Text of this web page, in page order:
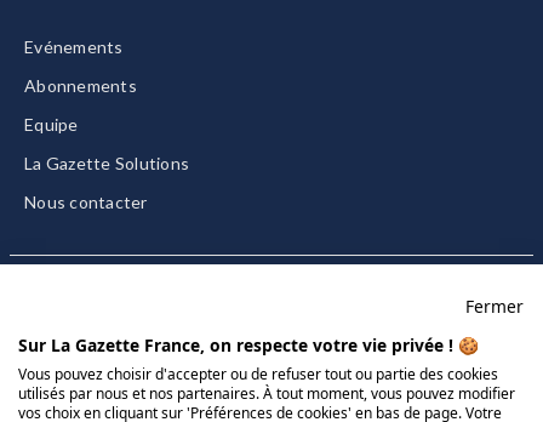
Evénements
Abonnements
Equipe
La Gazette Solutions
Nous contacter
CGU/CGV
Données personnelles
Fermer
Sur La Gazette France, on respecte votre vie privée ! 🍪
Vous pouvez choisir d'accepter ou de refuser tout ou partie des cookies
utilisés par nous et nos partenaires. À tout moment, vous pouvez modifier
vos choix en cliquant sur 'Préférences de cookies' en bas de page. Votre